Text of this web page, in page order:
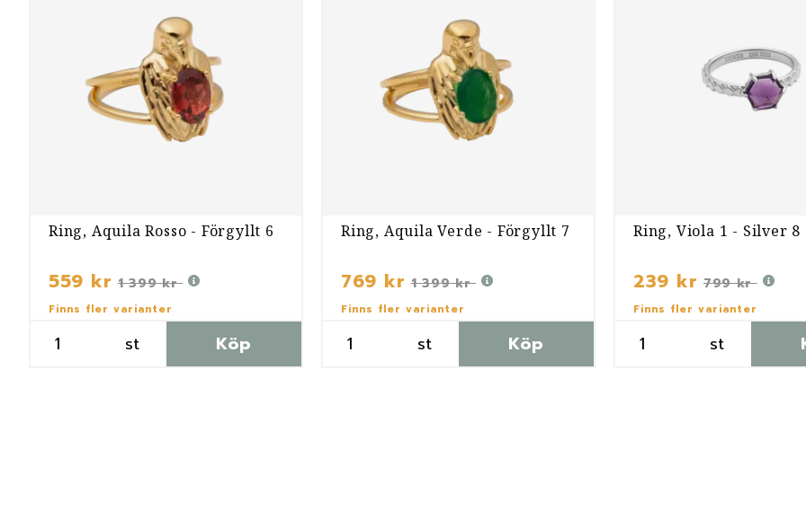
Ring, Aquila Rosso - Förgyllt 6
559 kr 1 399 kr
Finns fler varianter
st Köp
Ring, Aquila Verde - Förgyllt 7
769 kr 1 399 kr
Finns fler varianter
st Köp
Ring, Viola 1 - Silver 8
239 kr 799 kr
Finns fler varianter
st